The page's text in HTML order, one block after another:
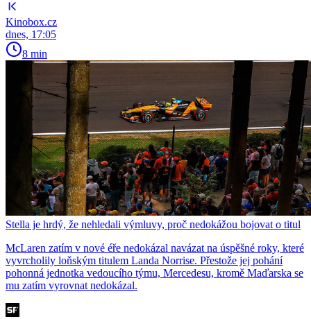
Kinobox.cz
dnes, 17:05
8 min
Stella je hrdý, že nehledali výmluvy, proč nedokážou bojovat o titul
McLaren zatím v nové éře nedokázal navázat na úspěšné roky, které
vyvrcholily loňským titulem Landa Norrise. Přestože jej pohání
pohonná jednotka vedoucího týmu, Mercedesu, kromě Maďarska se
mu zatím vyrovnat nedokázal.